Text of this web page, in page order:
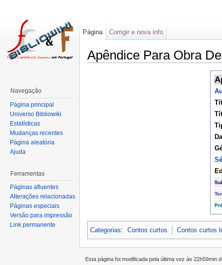
Apêndice Para Obra
Categorias: Contos curtos Contos curtos
Página Corrigir e nova info
Navegação
Página principal
Universo Bibliowiki
Estatísticas
Mudanças recentes
Página aleatória
Ajuda
Ferramentas
Páginas afluentes
Alterações relacionadas
Páginas especiais
Versão para impressão
Link permanente
Esta página foi modificada pela última vez às 22h59min